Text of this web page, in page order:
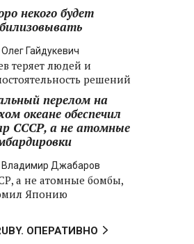
некого будет
Олег Гайдукевич
теряет людей и
решений
перелом на
океане обеспечил
СССР, а не атомные
Владимир Джабаров
а не атомные бомбы,
Японию
ОПЕРАТИВНО